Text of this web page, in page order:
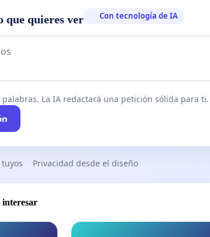
que quieres ver Con tecnología de IA
La IA redactará una petición sólida para ti.
Privacidad desde el diseño
interesar